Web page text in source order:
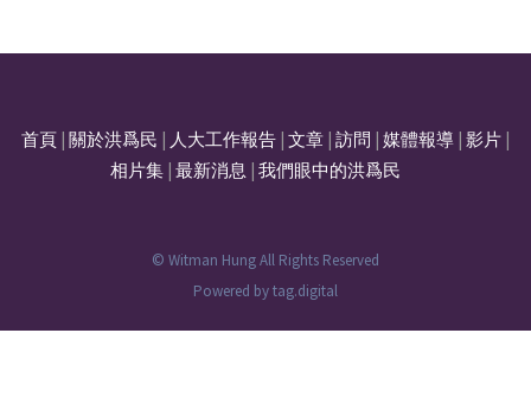
首頁 關於洪爲民 人大工作報告 文章 訪問 媒體報導 影片
相片集| 最新消息 我們眼中的洪爲民
© Witman Hung All Rights Reserved
Powered bytag.digital